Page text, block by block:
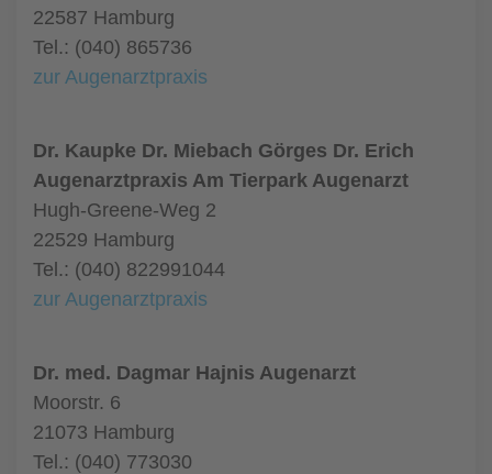
22587 Hamburg
Tel.: (040) 865736
zur Augenarztpraxis
Dr. Kaupke Dr. Miebach Görges Dr. Erich
Augenarztpraxis Am Tierpark Augenarzt
Hugh-Greene-Weg 2
22529 Hamburg
Tel.: (040) 822991044
zur Augenarztpraxis
Dr. med. Dagmar Hajnis Augenarzt
Moorstr. 6
21073 Hamburg
Tel.: (040) 773030